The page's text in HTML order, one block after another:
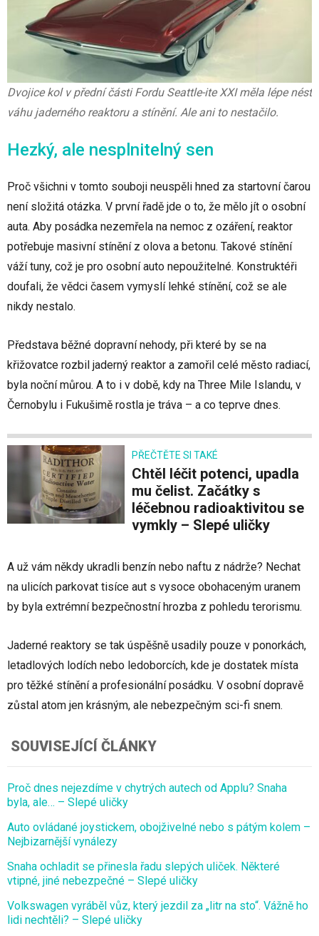
Dvojice kol v přední části Fordu Seattle-ite XXI měla lépe nést
váhu jaderného reaktoru a stínění. Ale ani to nestačilo.
Hezký, ale nesplnitelný sen
Proč všichni v tomto souboji neuspěli hned za startovní čarou
není složitá otázka. V první řadě jde o to, že mělo jít o osobní
auta. Aby posádka nezemřela na nemoc z ozáření, reaktor
potřebuje masivní stínění z olova a betonu. Takové stínění
váží tuny, což je pro osobní auto nepoužitelné. Konstruktéři
doufali, že vědci časem vymyslí lehké stínění, což se ale
nikdy nestalo.
Představa běžné dopravní nehody, při které by se na
křižovatce rozbil jaderný reaktor a zamořil celé město radiací,
byla noční můrou. A to i v době, kdy na Three Mile Islandu, v
Černobylu i Fukušimě rostla je tráva – a co teprve dnes.
PŘEČTĚTE SI TAKÉ
Chtěl léčit potenci, upadla
mu čelist. Začátky s
léčebnou radioaktivitou se
vymkly – Slepé uličky
A už vám někdy ukradli benzín nebo naftu z nádrže? Nechat
na ulicích parkovat tisíce aut s vysoce obohaceným uranem
by byla extrémní bezpečnostní hrozba z pohledu terorismu.
Jaderné reaktory se tak úspěšně usadily pouze v ponorkách,
letadlových lodích nebo ledoborcích, kde je dostatek místa
pro těžké stínění a profesionální posádku. V osobní dopravě
zůstal atom jen krásným, ale nebezpečným sci-fi snem.
SOUVISEJÍCÍ ČLÁNKY
Proč dnes nejezdíme v chytrých autech od Applu? Snaha
byla, ale… – Slepé uličky
Auto ovládané joystickem, obojživelné nebo s pátým kolem –
Nejbizarnější vynálezy
Snaha ochladit se přinesla řadu slepých uliček. Některé
vtipné, jiné nebezpečné – Slepé uličky
Volkswagen vyráběl vůz, který jezdil za „litr na sto“. Vážně ho
lidi nechtěli? – Slepé uličky